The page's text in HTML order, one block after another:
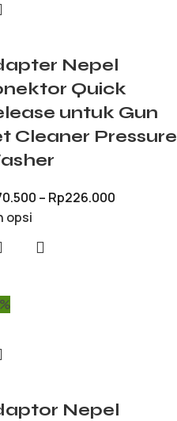
Nepel
Quick
untuk Gun
Cleaner Pressure
– Rp226.000
opsi
Nepel